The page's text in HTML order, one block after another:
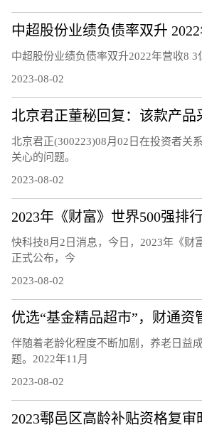
中超股份业绩负债率双升2022年营收8 3
2023-08-02
北京君正(300223)08月02日在投资者关
关心的问题。
2023-08-02
快科技8月2日消息，今日，2023年《财
正式公布，今
2023-08-02
伴随着老龄化程度不断加剧，养老日益
题。2022年11月
2023-08-02
2023鄠邑区高龄补贴资格复审